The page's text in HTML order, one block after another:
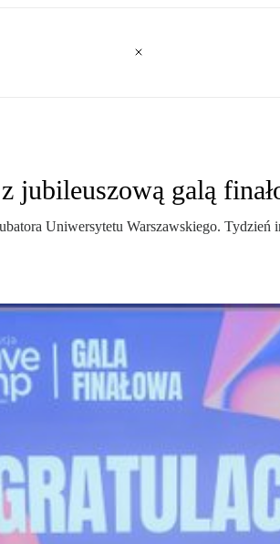
jubileuszową galą
Uniwersytetu Warszawskiego.